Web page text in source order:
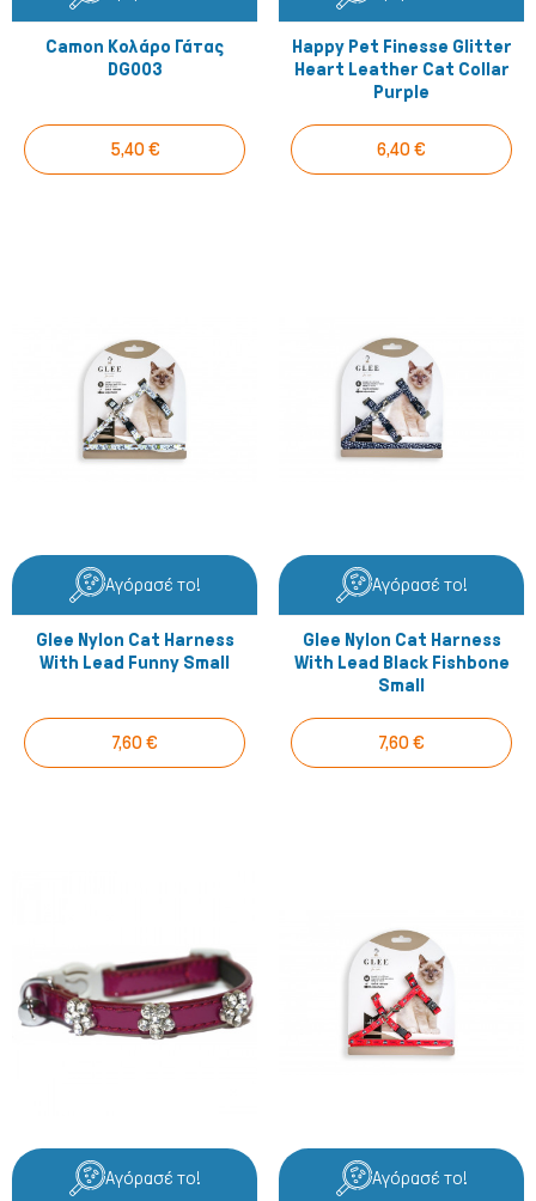
Camon Κολάρο Γάτας
DG003
5,40 €
Happy Pet Finesse Glitter
Heart Leather Cat Collar
Purple
6,40 €
Αγόρασέ το!
Glee Nylon Cat Harness
With Lead Funny Small
7,60 €
Αγόρασέ το!
Glee Nylon Cat Harness
With Lead Black Fishbone
Small
7,60 €
Αγόρασέ το! Αγόρασέ το!